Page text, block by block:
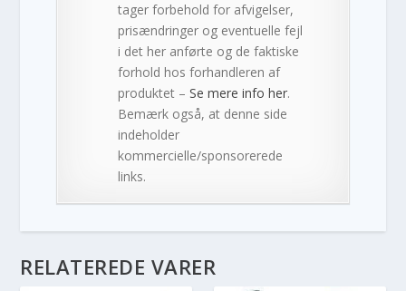
tager forbehold for afvigelser,
prisændringer og eventuelle fejl
i det her anførte og de faktiske
forhold hos forhandleren af
produktet –Se mere info her.
Bemærk også, at denne side
indeholder
kommercielle/sponsorerede
links.
RELATEREDE VARER